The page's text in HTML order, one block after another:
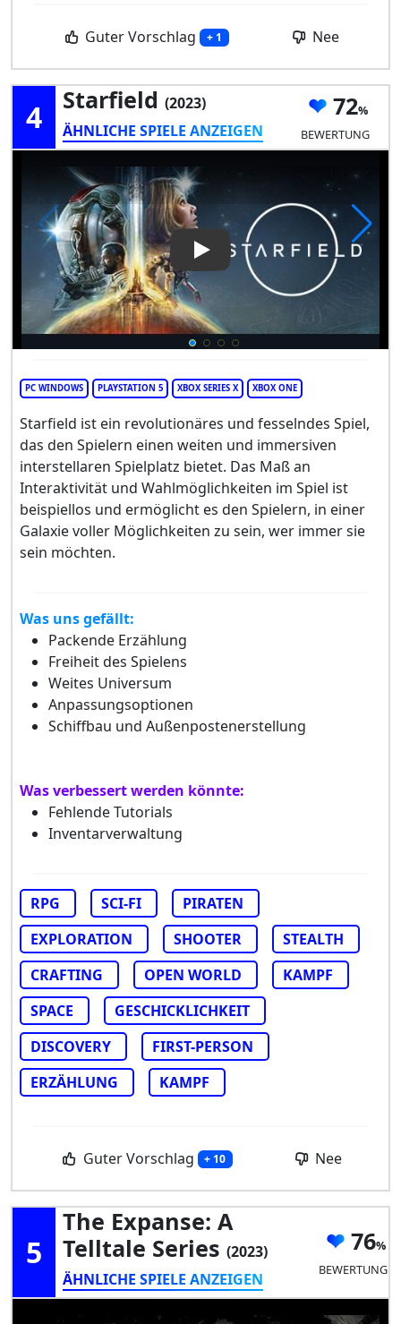
Guter Vorschlag + 1 Nee
4 Starfield (2023)
ÄHNLICHE SPIELE ANZEIGEN
72
BEWERTUNG
Play Video: Starfield
PC WINDOWS PLAYSTATION 5 XBOX SERIES X XBOX ONE
Starfield ist ein revolutionäres und fesselndes Spiel,
das den Spielern einen weiten und immersiven
interstellaren Spielplatz bietet. Das Maß an
Interaktivität und Wahlmöglichkeiten im Spiel ist
beispiellos und ermöglicht es den Spielern, in einer
Galaxie voller Möglichkeiten zu sein, wer immer sie
sein möchten.
Was uns gefällt:
Packende Erzählung
Freiheit des Spielens
Weites Universum
Anpassungsoptionen
Schiffbau und Außenpostenerstellung
Was verbessert werden könnte:
Fehlende Tutorials
Inventarverwaltung
RPG SCI-FI
PIRATEN
EXPLORATION
SHOOTER
STEALTH
CRAFTING
OPEN WORLD
KAMPF
SPACE
GESCHICKLICHKEIT
DISCOVERY
FIRST-PERSON
ERZÄHLUNG
KAMPF
Guter Vorschlag + 10 Nee
5
The Expanse: A
Telltale Series (2023)
ÄHNLICHE SPIELE ANZEIGEN
76
BEWERTUNG